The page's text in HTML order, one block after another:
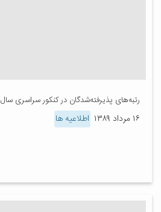
رتبه‌های پذیرفته‌شدگان در کنکور سراسری سال ۱۳۸۸ دانشگاه کاشان
۱۶ مرداد ۱۳۸۹ اطلاعیه ها